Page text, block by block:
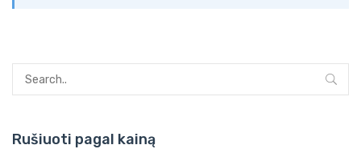
Rušiuoti pagal kainą